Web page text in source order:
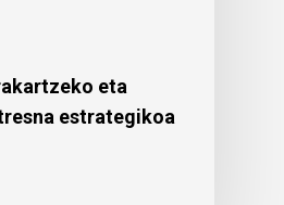
eta
estrategikoa